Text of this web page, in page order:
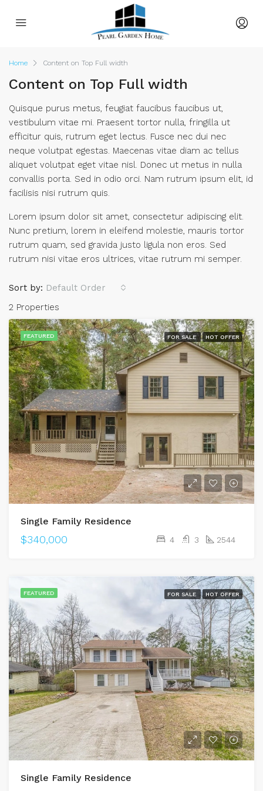
Home Content on Top Full width
Content on Top Full width
Quisque purus metus, feugiat faucibus faucibus ut,
vestibulum vitae mi. Praesent tortor nulla, fringilla ut
efficitur quis, rutrum eget lectus. Fusce nec dui nec
neque volutpat egestas. Maecenas vitae diam ac tellus
aliquet volutpat eget vitae nisl. Donec ut metus in nulla
convallis porta. Sed in odio orci. Nam rutrum ipsum elit, id
facilisis nisi rutrum quis.
Lorem ipsum dolor sit amet, consectetur adipiscing elit.
Nunc pretium, lorem in eleifend molestie, mauris tortor
rutrum quam, sed gravida justo ligula non eros. Sed
rutrum nisi vitae eros ultrices, vitae rutrum mi semper.
2 Properties
Sort by: Default Order
FEATURED FOR SALE HOT OFFER
Single Family Residence
$340,000 4 3 2544
FEATURED FOR SALE HOT OFFER
Single Family Residence